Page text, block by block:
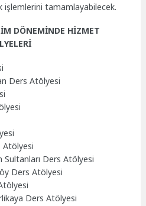
işlemlerini tamamlayabilecek.
DÖNEMİNDE HİZMET
Ders Atölyesi
Atölyesi
Sultanları Ders Atölyesi
Ders Atölyesi
Ders Atölyesi